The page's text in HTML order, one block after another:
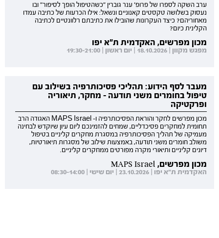
ערב השקה לספרו של פרופ' ענר גוברין "כשהטיפול הופך לסיפור" ובו
נעסוק בשלושה טקסטים קאנוניים ונשאל: אילו הכרעות של כתיבה עמדו
מאחוריהם? כיצד העקרונות שהובילו את כתיבתם רלוונטיים לכתיבה
הקלינית כיום?
מכון מפרשים, האקדמית ת"א יפו
מפגש מקוון | 18.10.2026 | יום ראשון | 19:30-21:00
מעבר לסף הידוע: תהליכי פסיכותרפיה בשילוב עם
טיפול בחומרים משני תודעה - מחקר, תיאוריה
ופרקטיקה
מכון מפרשים לחקר והוראת הפסיכותרפיה ו- MAPS Israel האגודה הרב
תחומית למחקרים פסיכדליים, שמחים להזמינכם ליום עיון שיוקדש לבחינה
מעמיקה של תהליך הפסיכותרפיה במסגרת מחקרים קליניים בטיפול
משולב חומרים משני תודעה, באמצעות שילוב של מסגרות תיאורטיות,
דיונים קליניים ותיאורי מקרה מפורטים ממחקרים קליניים.
מכון מפרשים, MAPS Israel
האקדמית ת"א יפו | 23.10.2026 | יום שישי | 08:30-14:00